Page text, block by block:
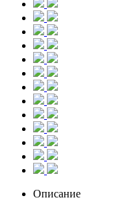
Описание